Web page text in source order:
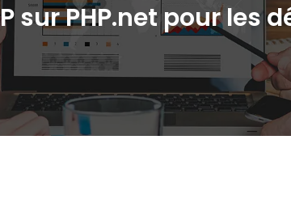
sur PHP.net pour les